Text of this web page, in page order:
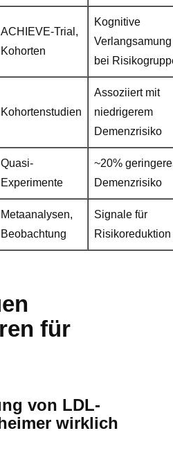
ACHIEVE-Trial,
Kohorten
Kognitive
Verlangsamung
bei
Kohortenstudien
Assoziiert mit
niedrigerem
Demenzrisiko
Quasi-
Experimente
~20%
Demenzrisiko
Metaanalysen,
Beobachtung
Signale für
Risikoreduktion
für
von LDL-
wirklich